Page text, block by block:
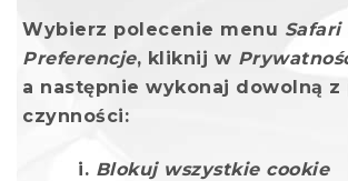
Wybierz polecenie menu Safari
Preferencje, kliknij w
a następnie wykonaj dowolną z
czynności:
Blokuj wszystkie cookie